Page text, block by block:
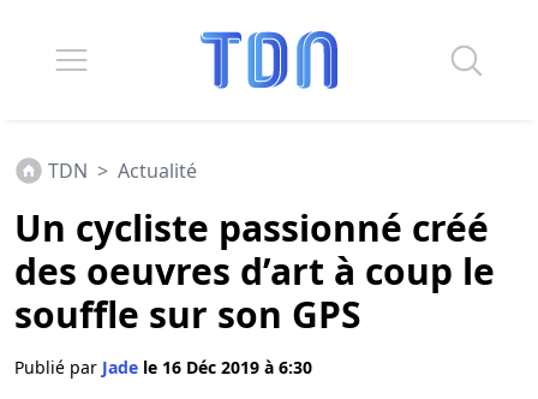
TDN > Actualité
Un cycliste passionné créé
des oeuvres d’art à coup le
souffle sur son GPS
Publié par Jade le 16 Déc 2019 à 6:30